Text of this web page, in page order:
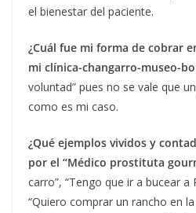
el bienestar del paciente.
¿Cuál fue mi forma de cobrar
mi clínica-changarro-museo-
voluntad” pues no se vale que
como es mi caso.
¿Qué ejemplos vividos y
por el “Médico prostituta
carro”, “Tengo que ir a bucear a
“Quiero comprar un rancho en